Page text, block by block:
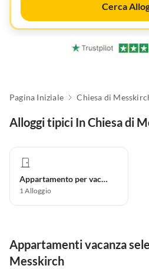
Cerca
Pagina Iniziale Chiesa di
Alloggi tipici In Chiesa di
Appartamento per vacanze
1Alloggio
Appartamenti vacanza
Messkirch